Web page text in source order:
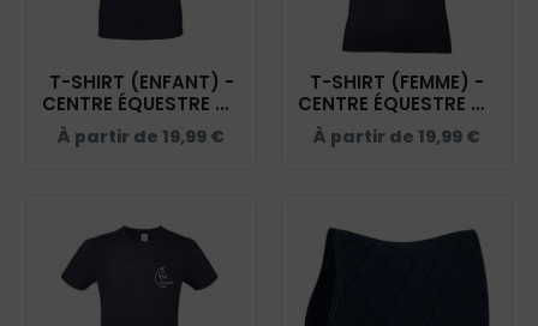
T-SHIRT (ENFANT) -
CENTRE ÉQUESTRE DU
PARC - NAVY -
BC03TK
À partir de 19,99 €
T-SHIRT (FEMME) -
CENTRE ÉQUESTRE DU
PARC - NAVY -
BC04T
À partir de 19,99 €